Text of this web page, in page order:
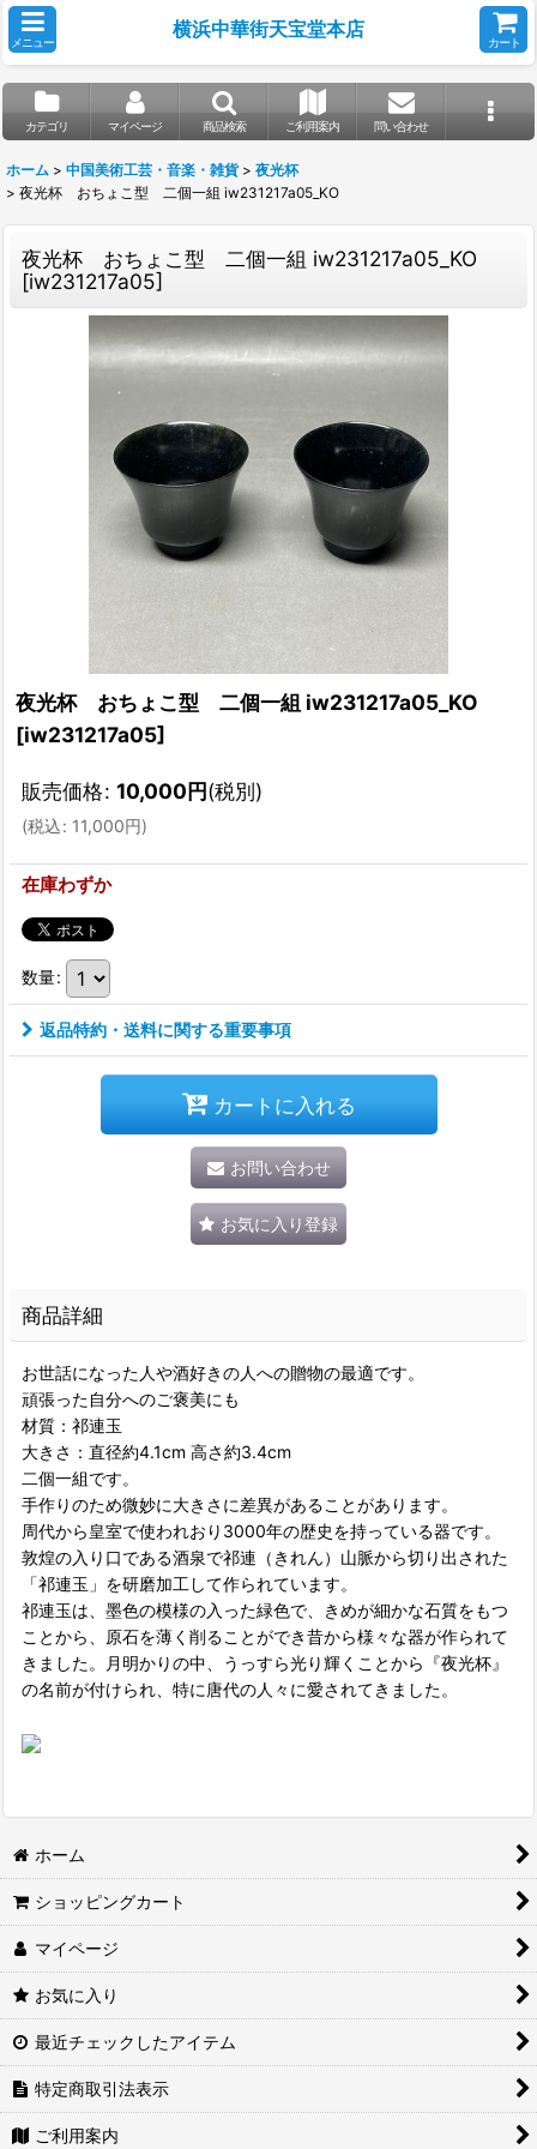
メニュー
横浜中華街天宝堂本店
カート
カテゴリ マイページ 商品検索 ご利用案内 問い合わせ
ホーム > 中国美術工芸・音楽・雑貨 > 夜光杯
> 夜光杯 おちょこ型 二個一組 iw231217a05_KO
夜光杯 おちょこ型 二個一組 iw231217a05_KO
[iw231217a05]
夜光杯 おちょこ型 二個一組 iw231217a05_KO
[iw231217a05]
販売価格: 10,000円(税別)
(税込: 11,000円)
在庫わずか
数量:
返品特約・送料に関する重要事項
カートに入れる
お問い合わせ
お気に入り登録
商品詳細
お世話になった人や酒好きの人への贈物の最適です。
頑張った自分へのご褒美にも
材質：祁連玉
大きさ：直径約4.1cm 高さ約3.4cm
二個一組です。
手作りのため微妙に大きさに差異があることがあります。
周代から皇室で使われおり3000年の歴史を持っている器です。
敦煌の入り口である酒泉で祁連（きれん）山脈から切り出された
「祁連玉」を研磨加工して作られています。
祁連玉は、墨色の模様の入った緑色で、きめが細かな石質をもつ
ことから、原石を薄く削ることができ昔から様々な器が作られて
きました。月明かりの中、うっすら光り輝くことから『夜光杯』
の名前が付けられ、特に唐代の人々に愛されてきました。
ホーム
ショッピングカート
マイページ
お気に入り
最近チェックしたアイテム
特定商取引法表示
ご利用案内